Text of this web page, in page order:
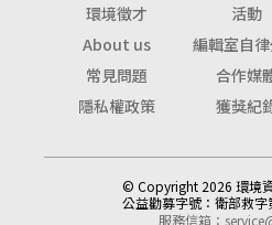
環境徵才
活動
About us
編輯室自
常見問題
合作媒
隱私權政策
獲獎紀
© Copyright 2026 環境
公益勸募字號： 衛部救
服務信箱：